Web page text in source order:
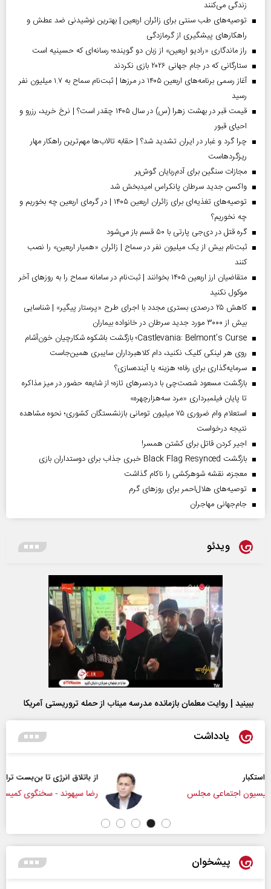
زندگی می‌کنند
توصیه‌های طب سنتی برای زائران اربعین | بهترین نوشیدنی ضد عطش و
راهکارهای پیشگیری از گرمازدگی
راز ماندگاری «رادیو اربعین» از زبان دو گوینده؛ رسانه‌ای که حسینیه است
ستارگانی که در جام جهانی ۲۰۲۶ بازی نکردند
آغاز رسمی برنامه‌های اربعین ۱۴۰۵ در مرز‌ها | ثبت‌نام سماح به ۱.۷ میلیون نفر
رسید
قیمت قبر در بهشت زهرا (س) در سال ۱۴۰۵ چقدر است؟ | نرخ خرید، رزرو و
احیای قبور
چرا گرد و غبار در ایران تشدید شد؟ | حقابه تالاب‌ها مهم‌ترین راهکار مهار
ریزگردهاست
مجازات سنگین برای آدم‌ربایان گوش‌بر
واکسن جدید سرطان پانکراس امیدبخش شد
توصیه‌های تغذیه‌ای برای زائران اربعین ۱۴۰۵ | در گرمای اربعین چه بخوریم و
چه نخوریم؟
گره قتل در دی‌جی پارتی با ۵۰ قسم باز می‌شود
ثبت‌نام بیش از یک میلیون نفر در سماح | زائران «همیار اربعین» را نصب
کنند
متقاضیان ارز اربعین ۱۴۰۵ بخوانند | ثبت‌نام در سامانه سماح را به روز‌های آخر
موکول نکنید
کاهش ۲۵ درصدی بستری مجدد با اجرای طرح «پرستار پیگیر» | شناسایی
بیش از ۳۰۰۰ مورد جدید سرطان در خانواده بیماران
Castlevania: Belmont’s Curse؛ بازگشت باشکوه شکارچیان خون‌آشام
روی هر لینکی کلیک نکنید، دام کلاهبرداران سایبری همین‌جاست
سرمایه‌گذاری برای رفاه؛ هزینه یا آینده‌سازی؟
بازگشت مسعود شصت‌چی با دردسر‌های تازه؛ از شایعه حضور در میز مذاکره
تا پایان فیلمبرداری «مرد سه‌هزارچهره»
استعلام وام ضروری ۷۵ میلیون تومانی بازنشستگان کشوری؛ نحوه مشاهده
نتیجه درخواست
اجیر کردن قاتل برای کشتن همسر!
بازگشت Black Flag Resynced خبری جذاب برای دوستداران بازی
معجزه، نقشه شوهرکشی را ناکام گذاشت
توصیه‌های هلال‌احمر برای روز‌های گرم
جام‌جهانی مهاجران
ویدئو
ببینید | روایت معلمان بازمانده مدرسه میناب از حمله تروریستی آمریکا
یادداشت
از باتلاق انرژی تا بن‌بست ترامپ
رضا سپهوند - سخنگوی کمیسیون انرژی مجلس
پیشخوان